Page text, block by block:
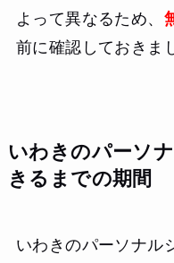
よって異なるため、
前に確認しておきま
いわきのパーソ
きるまでの期間
いわきのパーソナル